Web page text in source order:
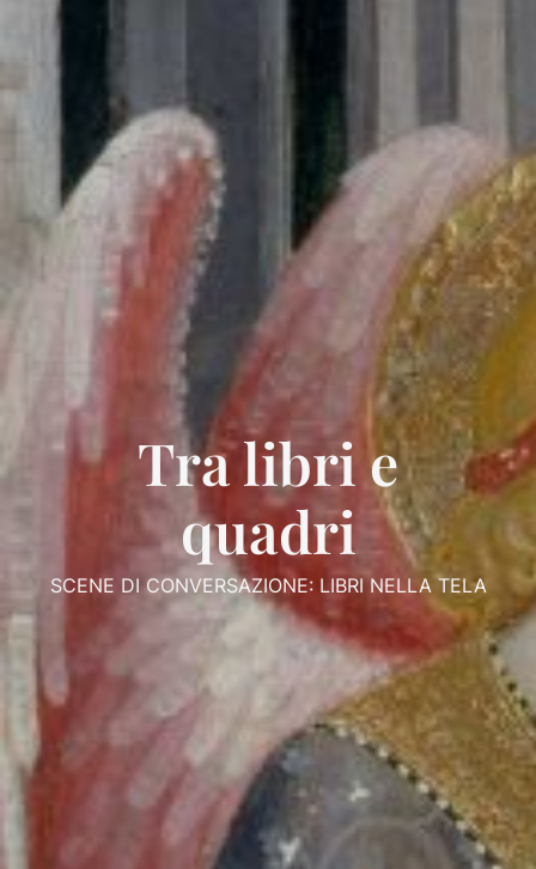
Tra libri e
quadri
SCENE DI CONVERSAZIONE: LIBRI NELLA TELA